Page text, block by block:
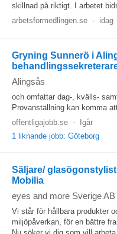
skillnad på riktigt. I arbetet
arbetsformedlingen.se - idag
Gryning Sunnerö i
Alingsås
och omfattar dag-, kvälls-
Provanställning kan komma
offentligajobb.se -
Igår
1 liknande jobb: Göteborg
Säljare/
Mobilia
eyes and more Sverige AB
Vi står för hållbara produkter
miljöpåverkan, för en bättre